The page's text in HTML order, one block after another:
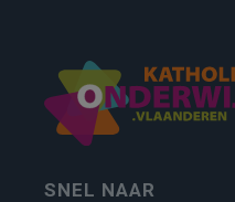
SNEL NAAR